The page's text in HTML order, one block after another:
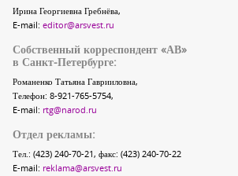
Ирина Георгиевна Гребнёва,
E-mail: editor@arsvest.ru
Собственный корреспондент «АВ»
в Санкт-Петербурге:
Романенко Татьяна Гаврииловна,
Телефон: 8-921-765-5754,
E-mail: rtg@narod.ru
Отдел рекламы:
Тел.: (423) 240-70-21, факс: (423) 240-70-22
E-mail: reklama@arsvest.ru